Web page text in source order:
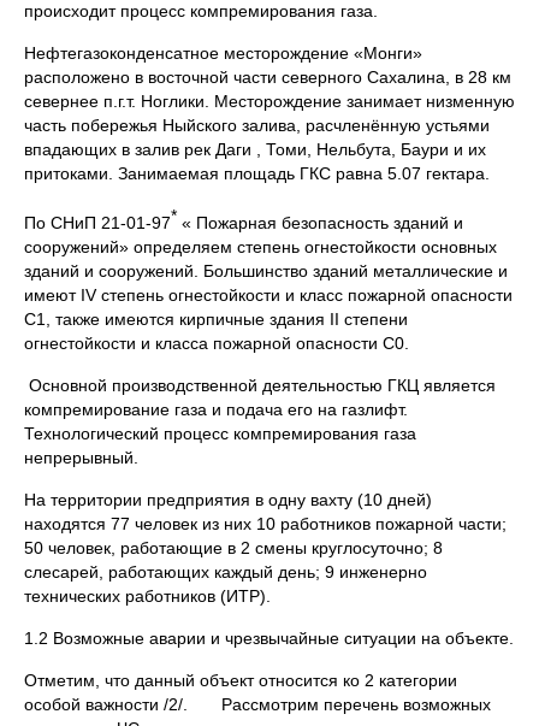
происходит процесс компремирования газа.
Нефтегазоконденсатное месторождение «Монги»
расположено в восточной части северного Сахалина, в 28 км
севернее п.г.т. Ноглики. Месторождение занимает низменную
часть побережья Ныйского залива, расчленённую устьями
впадающих в залив рек Даги , Томи, Нельбута, Баури и их
притоками. Занимаемая площадь ГКС равна 5.07 гектара.
По СНиП 21-01-97* « Пожарная безопасность зданий и
сооружений» определяем степень огнестойкости основных
зданий и сооружений. Большинство зданий металлические и
имеют IV степень огнестойкости и класс пожарной опасности
С1, также имеются кирпичные здания II степени
огнестойкости и класса пожарной опасности С0.
Основной производственной деятельностью ГКЦ является
компремирование газа и подача его на газлифт.
Технологический процесс компремирования газа
непрерывный.
На территории предприятия в одну вахту (10 дней)
находятся 77 человек из них 10 работников пожарной части;
50 человек, работающие в 2 смены круглосуточно; 8
слесарей, работающих каждый день; 9 инженерно
технических работников (ИТР).
1.2 Возможные аварии и чрезвычайные ситуации на объекте.
Отметим, что данный объект относится ко 2 категории
особой важности /2/. Рассмотрим перечень возможных